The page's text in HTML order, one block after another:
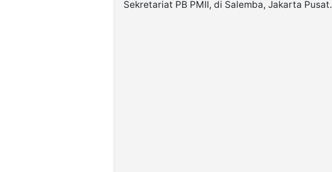
Sekretariat PB PMII, di Salemba, Jakarta Pusat.